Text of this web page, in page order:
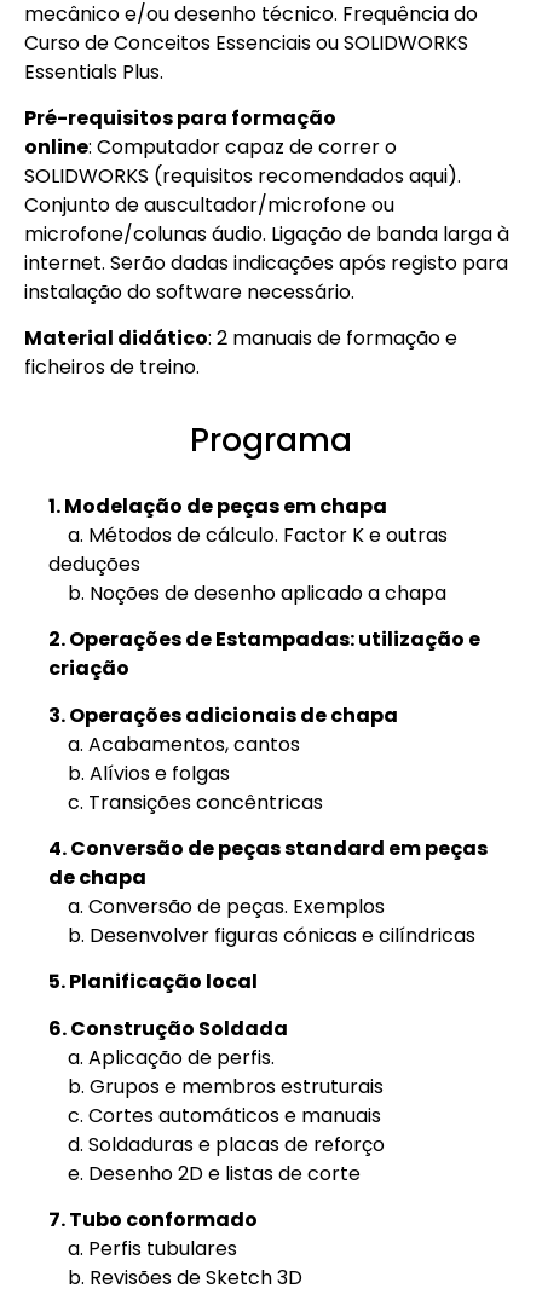
mecânico e/ou desenho técnico. Frequência do
Curso de Conceitos Essenciais ou SOLIDWORKS
Essentials Plus.
Pré-requisitos para formação
online: Computador capaz de correr o
SOLIDWORKS (requisitos recomendadosaqui).
Conjunto de auscultador/microfone ou
microfone/colunas áudio. Ligação de banda larga à
internet. Serão dadas indicações após registo para
instalação do software necessário.
Material didático: 2 manuais de formação e
ficheiros de treino.
Programa
1. Modelação de peças em chapa
a. Métodos de cálculo. Factor K e outras
deduções
b. Noções de desenho aplicado a chapa
2. Operações de Estampadas: utilização e
criação
3. Operações adicionais de chapa
a. Acabamentos, cantos
b. Alívios e folgas
c. Transições concêntricas
4. Conversão de peças standard em peças
de chapa
a. Conversão de peças. Exemplos
b. Desenvolver figuras cónicas e cilíndricas
5. Planificação local
6. Construção Soldada
a. Aplicação de perfis.
b. Grupos e membros estruturais
c. Cortes automáticos e manuais
d. Soldaduras e placas de reforço
e. Desenho 2D e listas de corte
7. Tubo conformado
a. Perfis tubulares
b. Revisões de Sketch 3D